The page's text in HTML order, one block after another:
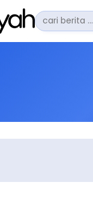
Pencarian
untuk: